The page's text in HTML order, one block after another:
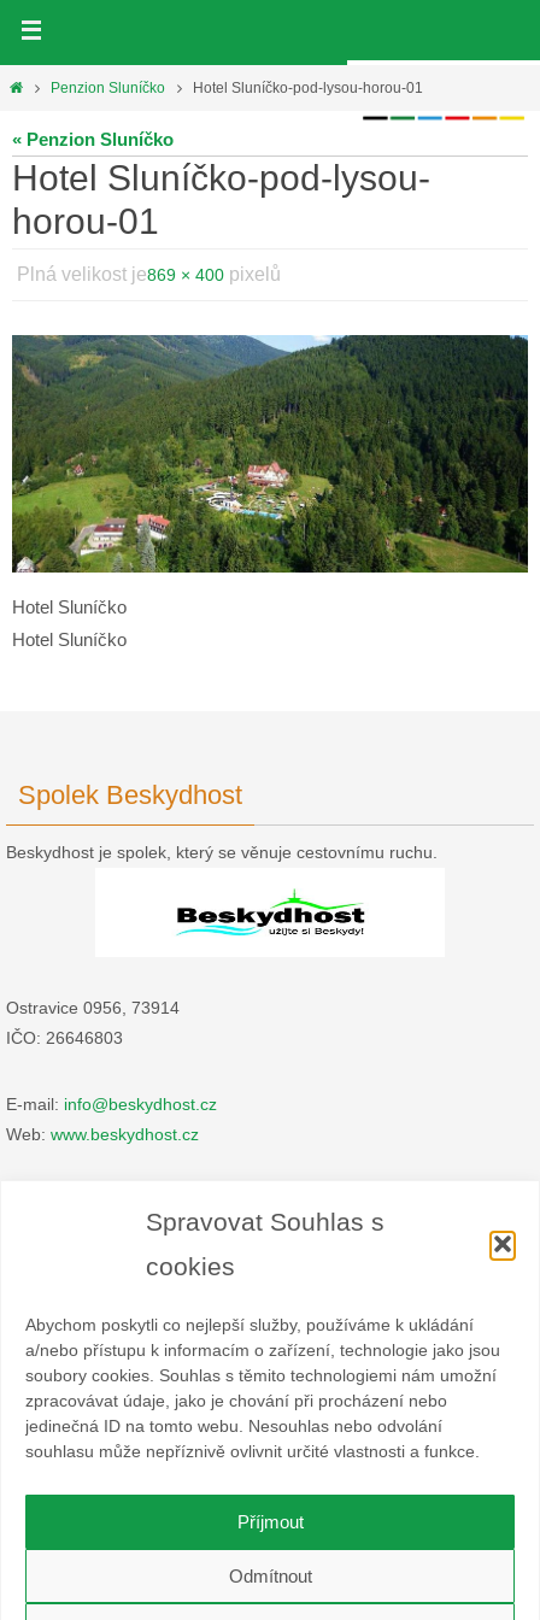
Spravovat Souhlas s
cookies
Abychom poskytli co nejlepší služby, používáme k ukládání
a/nebo přístupu k informacím o zařízení, technologie jako jsou
soubory cookies. Souhlas s těmito technologiemi nám umožní
zpracovávat údaje, jako je chování při procházení nebo
jedinečná ID na tomto webu. Nesouhlas nebo odvolání
souhlasu může nepříznivě ovlivnit určité vlastnosti a funkce.
Příjmout
Odmítnout
obsahHomePenzion Sluníčko Hotel Sluníčko-pod-lysou-horou-01
« Penzion Sluníčko
Hotel Sluníčko-pod-lysou-
horou-01
Plná velikost je869 × 400 pixelů
Hotel Sluníčko
Hotel Sluníčko
Spolek Beskydhost
Beskydhost je spolek, který se věnuje cestovnímu ruchu.
Ostravice 0956, 73914
IČO: 26646803
E-mail: info@beskydhost.cz
Web: www.beskydhost.cz
Spolek BESKYDHOST je dobrovolný svazek fyzických a
právnických osob podnikajících v hostinské živnosti
a příbuzných oborech v oblasti cestovního ruchu. Místem
nad Ostravicí.
O WordPress se stará